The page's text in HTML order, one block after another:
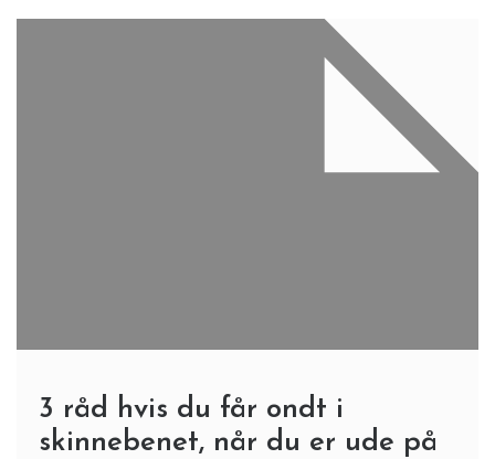
3 råd hvis du får ondt i
skinnebenet, når du er ude på